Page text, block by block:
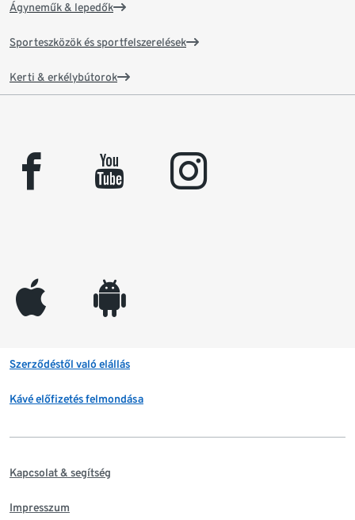
Ágyneműk & lepedők
Sporteszközök és sportfelszerelések
Kerti & erkélybútorok
facebook youtube instagram
appleinc android
Szerződéstől való elállás
Kávé előfizetés felmondása
Kapcsolat & segítség
Impresszum